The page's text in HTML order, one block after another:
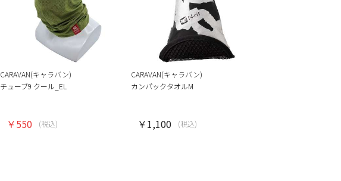
CARAVAN(キャラバン)
チューブ9 クール_EL
￥550 (税込)
CARAVAN(キャラバン)
カンパックタオルM
￥1,100 (税込)